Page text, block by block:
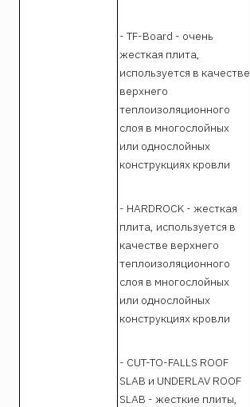
- TF-Board - очень
жесткая плита,
используется в качестве
верхнего
теплоизоляционного
слоя в многослойных
или однослойных
конструкциях кровли
- HARDROCK - жесткая
плита, используется в
качестве верхнего
теплоизоляционного
слоя в многослойных
или однослойных
конструкциях кровли
- CUT-TO-FALLS ROOF
SLAB и UNDERLAV ROOF
SLAB - жесткие плиты,